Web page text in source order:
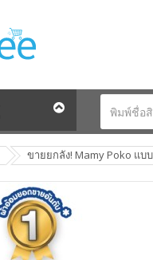
ขายยกลัง! Mamy Poko แบ